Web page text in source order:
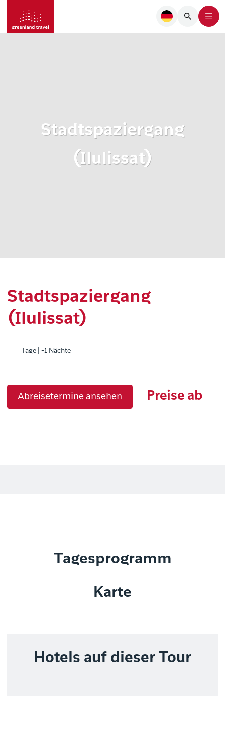
Stadtspaziergang
(Ilulissat)
Stadtspaziergang
(Ilulissat)
Tage | -1 Nächte
Abreisetermine ansehen Preise ab
Tagesprogramm
Karte
Hotels auf dieser Tour